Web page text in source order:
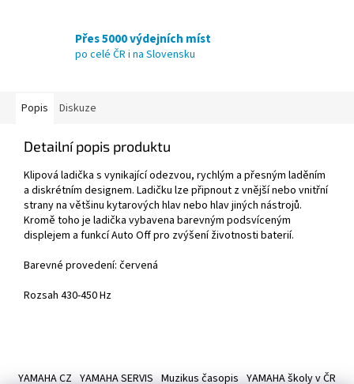
Přes 5000 výdejních míst
po celé ČR i na Slovensku
Popis Diskuze
Detailní popis produktu
Klipová ladička s vynikající odezvou, rychlým a přesným laděním
a diskrétním designem. Ladičku lze připnout z vnější nebo vnitřní
strany na většinu kytarových hlav nebo hlav jiných nástrojů.
Kromě toho je ladička vybavena barevným podsvíceným
displejem a funkcí Auto Off pro zvýšení životnosti baterií.
Barevné provedení: červená
Rozsah 430-450 Hz
YAMAHA CZ YAMAHA SERVIS Muzikus časopis YAMAHA školy v ČR